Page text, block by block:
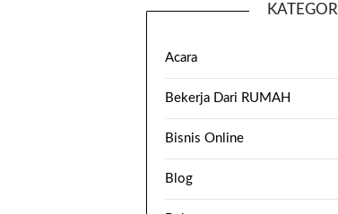
KATEGORI
Acara
Bekerja Dari RUMAH
Bisnis Online
Blog